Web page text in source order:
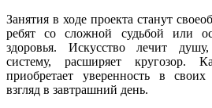
Занятия в ходе проекта станут
ребят со сложной судьбой или
здоровья. Искусство лечит
систему, расширяет кругозор.
приобретает уверенность в
взгляд в завтрашний день.